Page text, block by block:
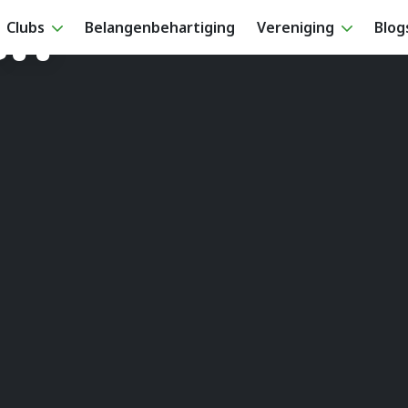
Clubs Belangenbehartiging Vereniging